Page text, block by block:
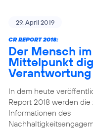
29. April 2019
CR REPORT 2018:
Der Mensch im
Mittelpunkt
Verantwortung
In dem heute
Report 2018 werden die
Informationen des